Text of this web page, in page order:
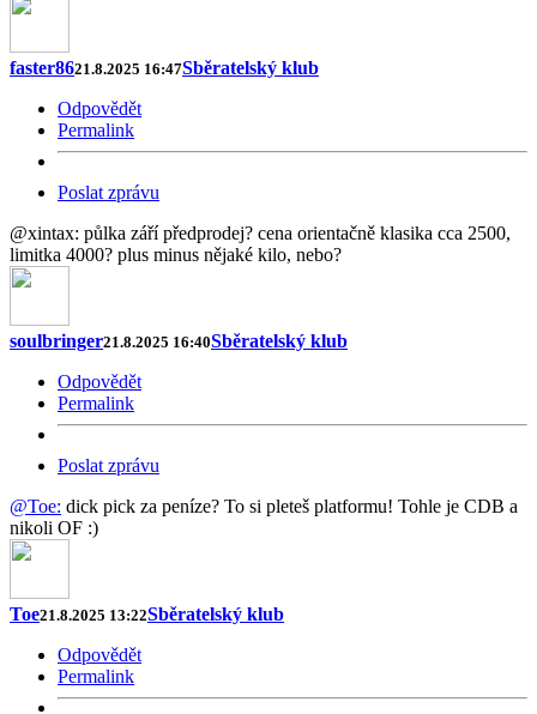
faster8621.8.2025 16:47Sběratelský klub
Odpovědět
Permalink
Poslat zprávu
@xintax: půlka září předprodej? cena orientačně klasika cca 2500,
limitka 4000? plus minus nějaké kilo, nebo?
soulbringer21.8.2025 16:40Sběratelský klub
Odpovědět
Permalink
Poslat zprávu
@Toe: dick pick za peníze? To si pleteš platformu! Tohle je CDB a
nikoli OF :)
Toe21.8.2025 13:22Sběratelský klub
Odpovědět
Permalink